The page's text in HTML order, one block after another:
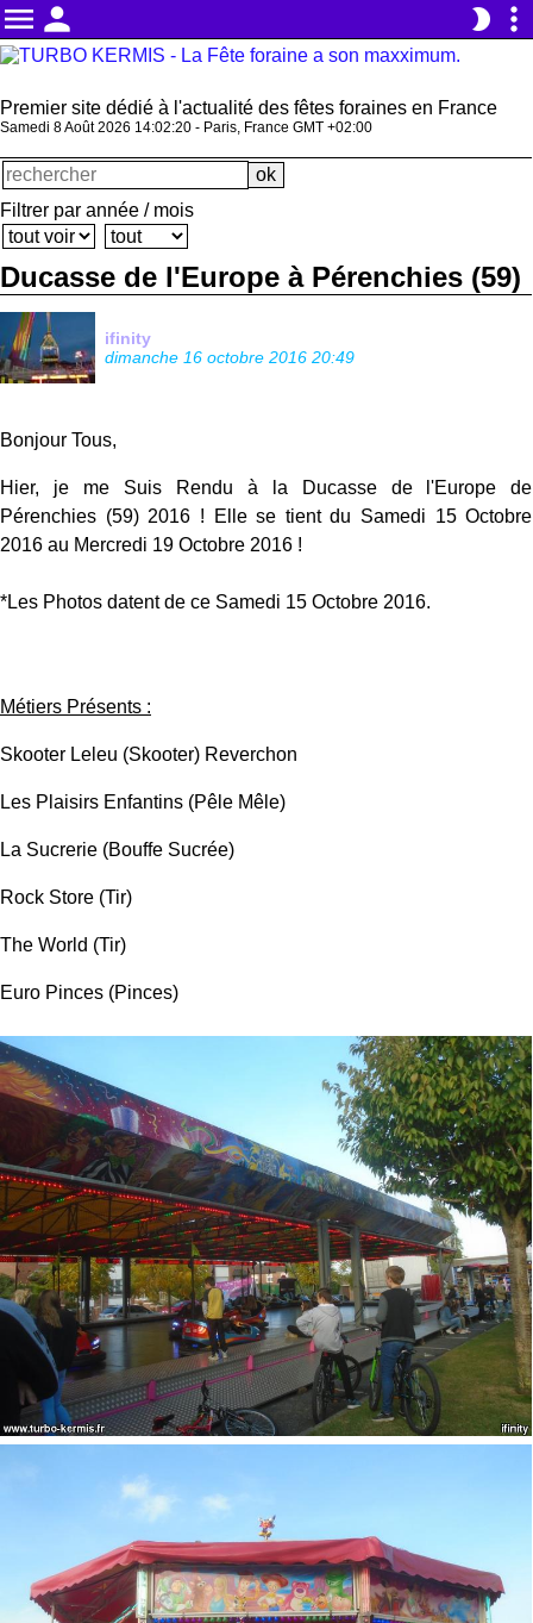
menu person brightness_2 more_vert
Premier site dédié à l'actualité des fêtes foraines en France
Samedi 8 Août 2026 14:02:20 - Paris, France GMT +02:00
Filtrer par année / mois
Ducasse de l'Europe à Pérenchies (59)
ifinity
dimanche 16 octobre 2016 20:49
Bonjour Tous,
Hier, je me Suis Rendu à la Ducasse de l'Europe de
Pérenchies (59) 2016 ! Elle se tient du Samedi 15 Octobre
2016 au Mercredi 19 Octobre 2016 !
*Les Photos datent de ce Samedi 15 Octobre 2016.
Métiers Présents :
Skooter Leleu (Skooter) Reverchon
Les Plaisirs Enfantins (Pêle Mêle)
La Sucrerie (Bouffe Sucrée)
Rock Store (Tir)
The World (Tir)
Euro Pinces (Pinces)